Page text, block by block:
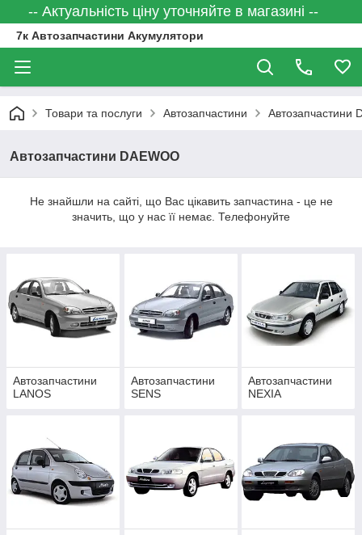
-- Актуальність ціну уточняйте в магазині --
7к Автозапчастини Акумулятори
Товари та послуги Автозапчастини Автозапчастини
Автозапчастини DAEWOO
Не знайшли на сайті, що Вас цікавить запчастина - це не
значить, що у нас її немає. Телефонуйте
Автозапчастини
LANOS
Автозапчастини
SENS
Автозапчастини
NEXIA